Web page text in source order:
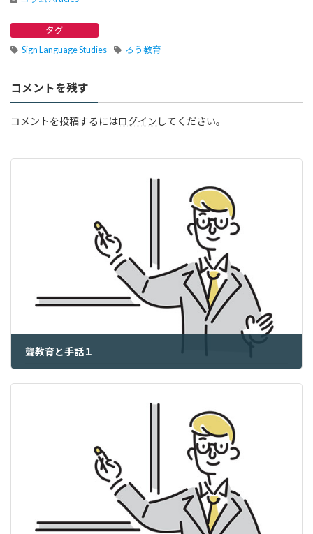
タグ
Sign Language Studies
ろう教育
コメントを残す
コメントを投稿するにはログイン してください。
聾教育と手話１